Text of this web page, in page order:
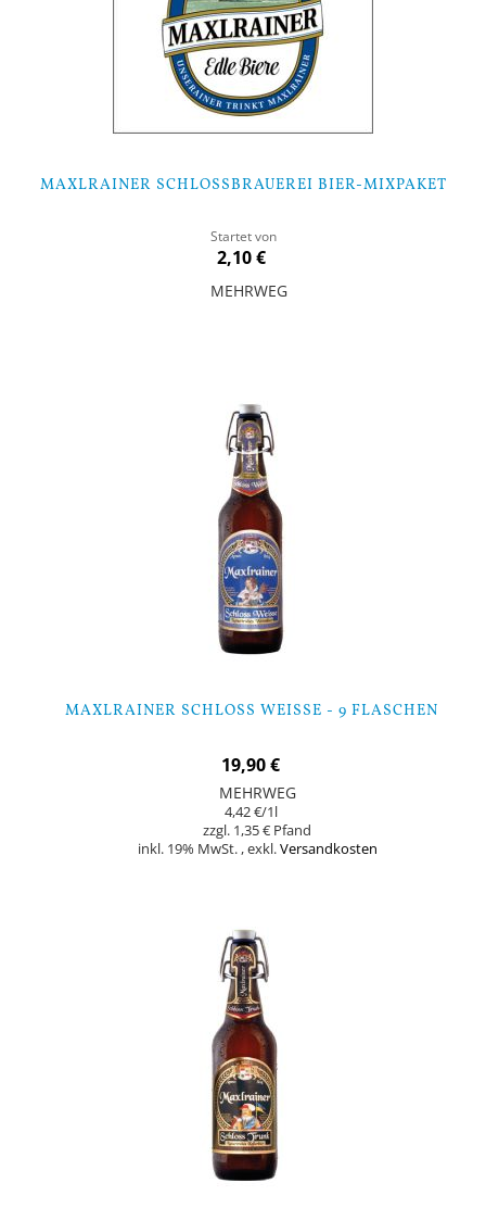
MAXLRAINER SCHLOSSBRAUEREI BIER-MIXPAKET
Startet von
2,10 €
MEHRWEG
MAXLRAINER SCHLOSS WEISSE - 9 FLASCHEN
19,90 €
MEHRWEG
4,42 €/1l
1,35 €
inkl. 19% MwSt. ,exkl.Versandkosten